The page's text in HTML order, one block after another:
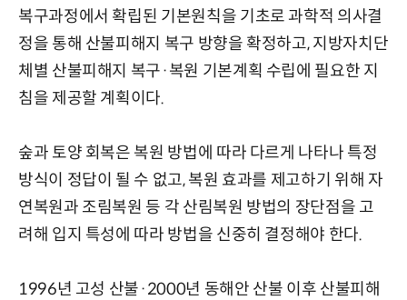
복구과정에서 확립된 기본원칙을 기초로 과학적 의사결
정을 통해 산불피해지 복구 방향을 확정하고, 지방자치단
체별 산불피해지 복구·복원 기본계획 수립에 필요한 지
침을 제공할 계획이다.
숲과 토양 회복은 복원 방법에 따라 다르게 나타나 특정
방식이 정답이 될 수 없고, 복원 효과를 제고하기 위해 자
연복원과 조림복원 등 각 산림복원 방법의 장단점을 고
려해 입지 특성에 따라 방법을 신중히 결정해야 한다.
1996년 고성 산불·2000년 동해안 산불 이후 산불피해